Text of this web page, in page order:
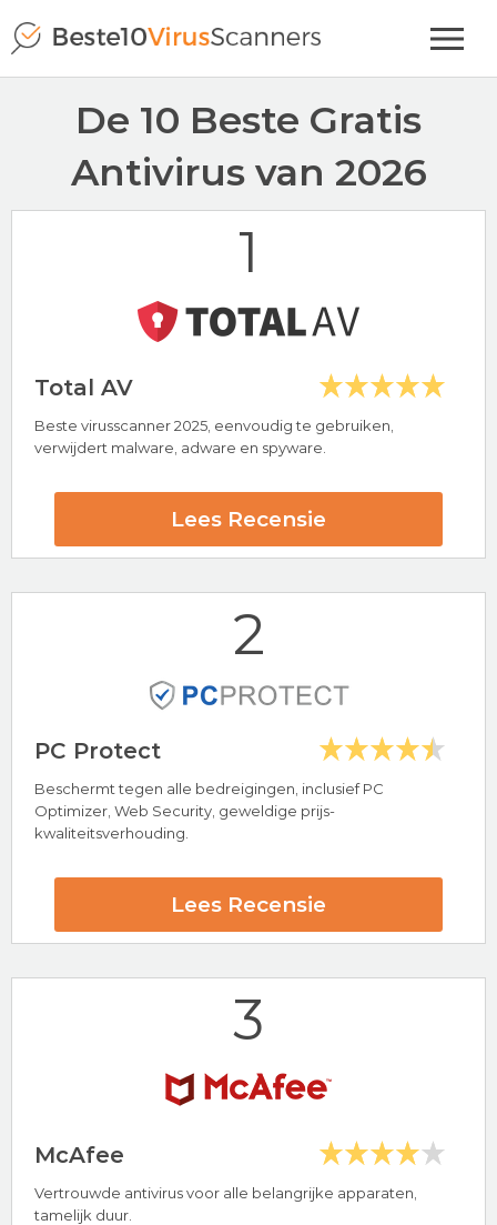
De 10 Beste Gratis
Antivirus van 2026
1
Total AV
Beste virusscanner 2025, eenvoudig te gebruiken,
verwijdert malware, adware en spyware.
Lees Recensie
Hoogtepunten
Bescherming tegen Malware, Adware & Spyware
24/7 klantenservice
2
PC Protect
Beschermt tegen alle bedreigingen, inclusief PC
Optimizer, Web Security, geweldige prijs-
kwaliteitsverhouding.
Lees Recensie
Hoogtepunten
3
McAfee
Vertrouwde antivirus voor alle belangrijke apparaten,
tamelijk duur.